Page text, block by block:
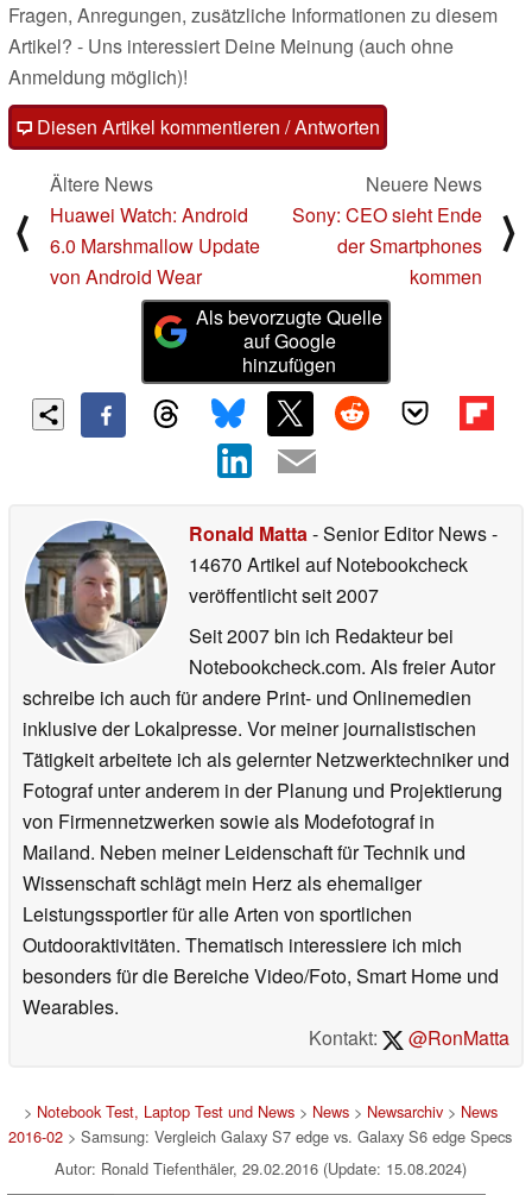
Fragen, Anregungen, zusätzliche Informationen zu diesem
Artikel? - Uns interessiert Deine Meinung (auch ohne
Anmeldung möglich)!
Diesen Artikel kommentieren / Antworten
⟨
Ältere News
Huawei Watch: Android
6.0 Marshmallow Update
von Android Wear
Neuere News
Sony: CEO sieht Ende
der Smartphones
kommen
⟩
Als bevorzugte Quelle
auf Google
hinzufügen
Ronald Matta- Senior Editor News-
14670 Artikel auf Notebookcheck
veröffentlichtseit 2007
Seit 2007 bin ich Redakteur bei
Notebookcheck.com. Als freier Autor
schreibe ich auch für andere Print- und Onlinemedien
inklusive der Lokalpresse. Vor meiner journalistischen
Tätigkeit arbeitete ich als gelernter Netzwerktechniker und
Fotograf unter anderem in der Planung und Projektierung
von Firmennetzwerken sowie als Modefotograf in
Mailand. Neben meiner Leidenschaft für Technik und
Wissenschaft schlägt mein Herz als ehemaliger
Leistungssportler für alle Arten von sportlichen
Outdooraktivitäten. Thematisch interessiere ich mich
besonders für die Bereiche Video/Foto, Smart Home und
Wearables.
Kontakt:
@RonMatta
> Notebook Test, Laptop Test und News> News> Newsarchiv> News
2016-02 > Samsung: Vergleich Galaxy S7 edge vs. Galaxy S6 edge Specs
Autor: Ronald Tiefenthäler, 29.02.2016 (Update: 15.08.2024)